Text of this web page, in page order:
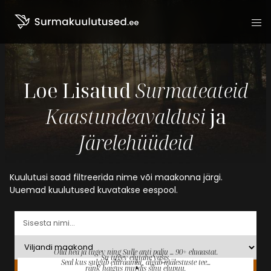
Liigu sisu juurde
Loe LisatudSurmateateid
Kaastundeavaldusija
Järelehüüdeid
Kuulutusi saad filtreerida nime või maakonna järgi.
Uuemad kuulutused kuvatakse eespool.
Olid hea ja tugev ning Sulle anti palju ... 90+ eluaastat.
Seal kus sulgub eluraamat, algab mälestuste tee...
-
Su tugev elutahe väsis,
ränk haigus murdis sinu elupuu.